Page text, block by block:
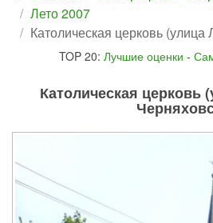
Лето 2007
Католическая церковь
TOP 20: Лучшие оценки -
Католическая церковь